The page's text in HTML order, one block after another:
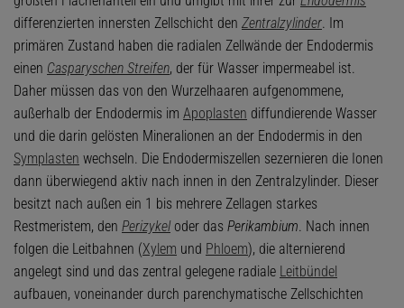
differenzierten innersten Zellschicht den Zentralzylinder. Im
primären Zustand haben die radialen Zellwände der Endodermis
einen Casparyschen Streifen, der für Wasser impermeabel ist.
Daher müssen das von den Wurzelhaaren aufgenommene,
außerhalb der Endodermis im Apoplasten diffundierende Wasser
und die darin gelösten Mineralionen an der Endodermis in den
Symplasten wechseln. Die Endodermiszellen sezernieren die Ionen
dann überwiegend aktiv nach innen in den Zentralzylinder. Dieser
besitzt nach außen ein 1 bis mehrere Zellagen starkes
Restmeristem, den Perizykeloder das Perikambium. Nach innen
folgen die Leitbahnen (Xylem und Phloem), die alternierend
angelegt sind und das zentral gelegene radiale Leitbündel
aufbauen, voneinander durch parenchymatische Zellschichten